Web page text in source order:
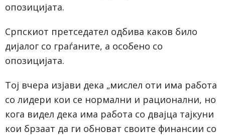
опозицијата.
Српскиот претседател одбива каков било
дијалог со граѓаните, а особено со
опозицијата.
Тој вчера изјави дека „мислел оти има работа
со лидери кои се нормални и рационални, но
кога видел дека има работа со двајца тајкуни
кои брзаат да ги обноват своите финансии со